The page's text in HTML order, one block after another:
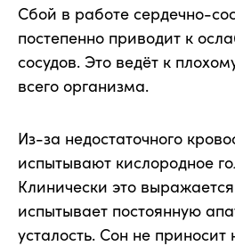
Сбой в работе сердечно-
постепенно приводит к
сосудов. Это ведёт к
всего организма.
Из-за недостаточного
испытывают кислородное
Клинически это
испытывает постоянную
усталость. Сон не приносит